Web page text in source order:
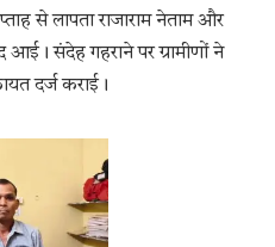
से लापता राजाराम नेताम और
आई। संदेह गहराने पर ग्रामीणों ने
दर्ज कराई।